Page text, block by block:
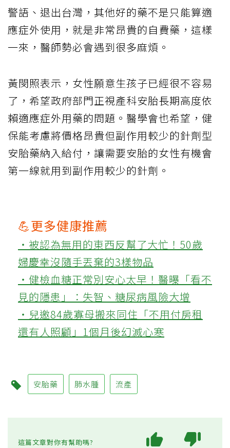
警語、退出台灣，其他好的藥不是只能算適
應症外使用，就是非常昂貴的自費藥，這樣
一來，醫師勢必會遇到很多麻煩。
黃閔照表示，女性願意生孩子已經很不容易
了，希望政府部門正視產科安胎長期高度依
賴適應症外用藥的問題。醫學會也希望，健
保能考慮將價格昂貴但副作用較少的針劑型
安胎藥納入給付，讓需要安胎的女性有機會
第一線就用到副作用較少的針劑。
💪更多健康推薦
‧被認為無用的東西反幫了大忙！50歲
婦慶幸沒隨手丟棄的3樣物品
‧健檢血糖正常別安心太早！醫曝「看不
見的隱患」：失智、糖尿病風險大增
‧兒邀84歲寡母搬來同住「不用付房租
還有人照顧」1個月後幻滅心寒
安胎藥 肺水腫 流產
這篇文章對你有幫助嗎?